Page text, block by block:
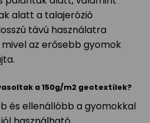
alatt a talajerózió
távú használatra
az erősebb gyomok
a 150g/m2 geotextilek?
és ellenállóbb a gyomokkal